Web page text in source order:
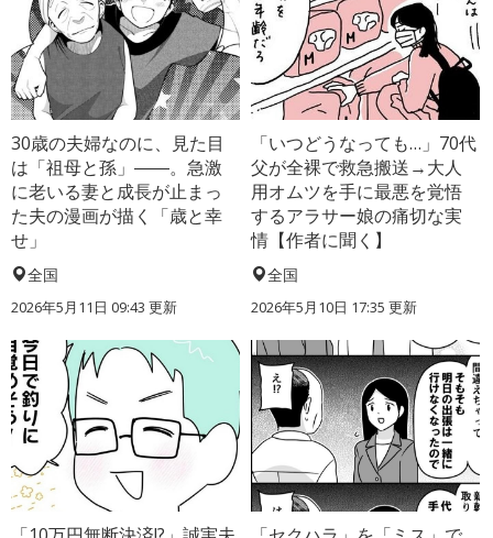
30歳の夫婦なのに、見た目
は「祖母と孫」――。急激
に老いる妻と成長が止まっ
た夫の漫画が描く「歳と幸
せ」
全国
2026年5月11日 09:43 更新
「いつどうなっても…」70代
父が全裸で救急搬送→大人
用オムツを手に最悪を覚悟
するアラサー娘の痛切な実
情【作者に聞く】
全国
2026年5月10日 17:35 更新